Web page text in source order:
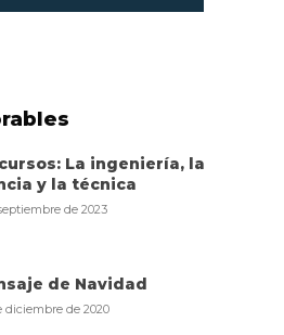
La ingeniería, la
y la técnica
de 2023
de Navidad
diciembre de 2020